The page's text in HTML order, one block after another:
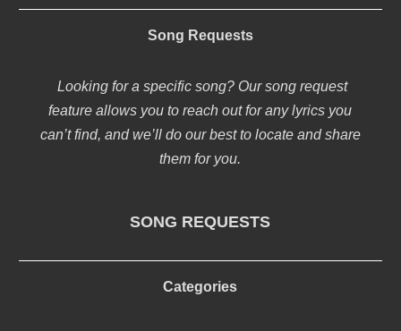
Song Requests
Looking for a specific song? Our song request
feature allows you to reach out for any lyrics you
can’t find, and we’ll do our best to locate and share
them for you.
SONG REQUESTS
Categories